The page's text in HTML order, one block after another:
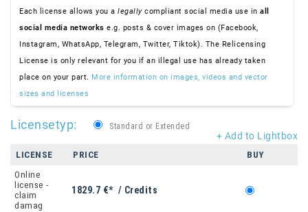
Each license allows you a legallycompliant social media use in all
social media networks e.g. posts & cover images on (Facebook,
Instagram, WhatsApp, Telegram, Twitter, Tiktok). The Relicensing
License is only relevant for you if an illegal use has already taken
place on your part. More information on images, videos and vector
sizes and licenses
+ Add to Lightbox
Licensetyp: Standard or Extended
LICENSE PRICE
BUY
Online
license -
claim
damag
1829.7 €* / Credits